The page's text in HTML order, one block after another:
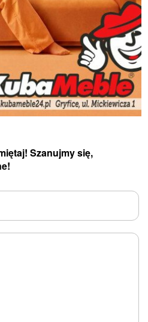
Szanujmy się,